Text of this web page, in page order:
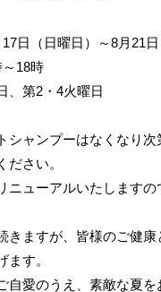
日（日曜日）～8月21日
18時
第2・4火曜日
シャンプーはなくなり次
ださい。
ニューアルいたしますの
きますが、皆様のご健康
ます。
自愛のうえ、素敵な夏